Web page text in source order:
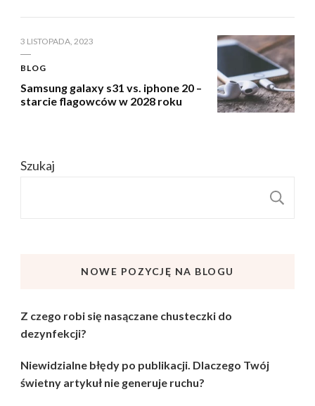
3 LISTOPADA, 2023
BLOG
Samsung galaxy s31 vs. iphone 20 –
starcie flagowców w 2028 roku
Szukaj
NOWE POZYCJĘ NA BLOGU
Z czego robi się nasączane chusteczki do
dezynfekcji?
Niewidzialne błędy po publikacji. Dlaczego Twój
świetny artykuł nie generuje ruchu?